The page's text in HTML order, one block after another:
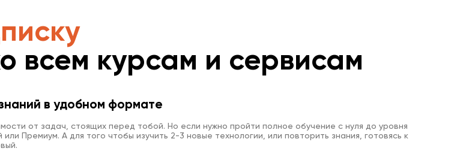
всем курсам и сервисам
в удобном формате
от задач, стоящих перед тобой. Но если нужно пройти полное обучение с нуля до уровня
Премиум. А для того чтобы изучить 2-3 новые технологии, или повторить знания, готовясь к